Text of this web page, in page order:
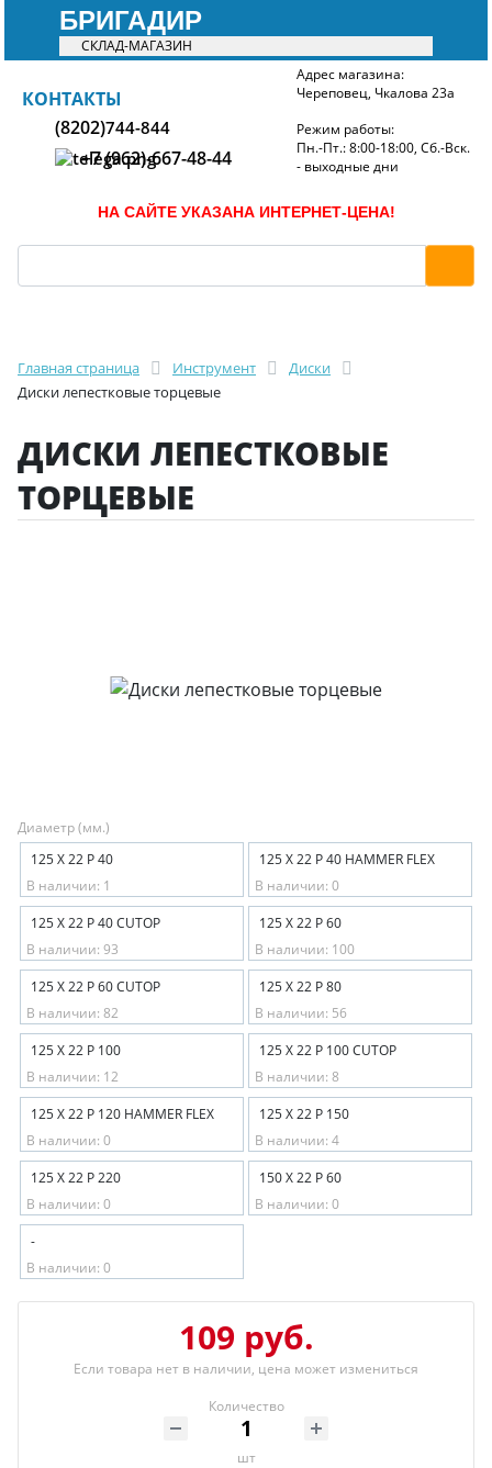
БРИГАДИР
СКЛАД-МАГАЗИН
БРИГАДИР
КОНТАКТЫ
(8202)744-844
+7 (962)-667-48-44
Адрес магазина:
Череповец, Чкалова 23а
Режим работы:
Пн.-Пт.: 8:00-18:00, Сб.-Вск.
- выходные дни
НА САЙТЕ УКАЗАНА ИНТЕРНЕТ-ЦЕНА!
Главная страница Инструмент
Диски
Диски лепестковые торцевые
ДИСКИ ЛЕПЕСТКОВЫЕ
ТОРЦЕВЫЕ
Диаметр (мм.)
125 Х 22 Р 40
В наличии: 1
125 Х 22 Р 40 HAMMER FLEX
В наличии: 0
125 Х 22 Р 40 CUTOP
В наличии: 93
125 Х 22 Р 60
В наличии: 100
125 Х 22 Р 60 CUTOP
В наличии: 82
125 Х 22 Р 80
В наличии: 56
125 Х 22 Р 100
В наличии: 12
125 Х 22 Р 100 CUTOP
В наличии: 8
125 Х 22 Р 120 HAMMER FLEX
В наличии: 0
125 Х 22 Р 150
В наличии: 4
125 Х 22 Р 220
В наличии: 0
150 Х 22 Р 60
В наличии: 0
-
В наличии: 0
109 руб.
Если товара нет в наличии, цена может измениться
Количество
шт